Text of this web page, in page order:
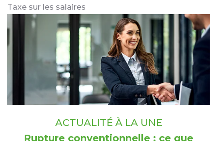
Taxe sur les salaires
ACTUALITÉ À LA UNE
Rupture conventionnelle : ce que